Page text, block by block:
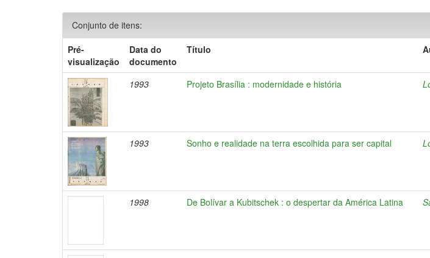
Conjunto de itens:
Pré-
visualização
Data do
documento
Título
1993 Projeto Brasília : modernidade e história
1993 Sonho e realidade na terra escolhida para ser capital
1998 De Bolívar a Kubitschek : o despertar da América Latina